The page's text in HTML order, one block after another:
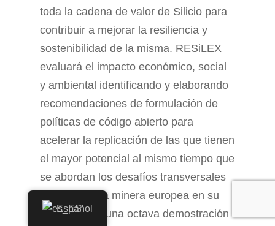
toda la cadena de valor de Silicio para
contribuir a mejorar la resiliencia y
sostenibilidad de la misma. RESiLEX
evaluará el impacto económico, social
y ambiental identificando y elaborando
recomendaciones de formulación de
políticas de código abierto para
acelerar la replicación de las que tienen
el mayor potencial al mismo tiempo que
se abordan los desafíos transversales
de la industria minera europea en su
conjunto con una octava demostración
Español